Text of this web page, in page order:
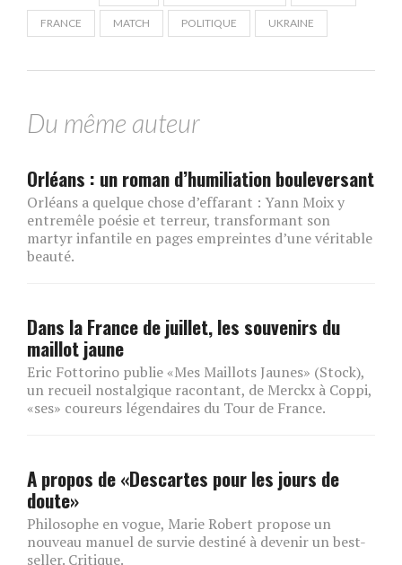
FRANCE MATCH POLITIQUE UKRAINE
Du même auteur
Orléans : un roman d’humiliation bouleversant
Orléans a quelque chose d’effarant : Yann Moix y
entremêle poésie et terreur, transformant son
martyr infantile en pages empreintes d’une véritable
beauté.
Dans la France de juillet, les souvenirs du
maillot jaune
Eric Fottorino publie «Mes Maillots Jaunes» (Stock),
un recueil nostalgique racontant, de Merckx à Coppi,
«ses» coureurs légendaires du Tour de France.
A propos de «Descartes pour les jours de
doute»
Philosophe en vogue, Marie Robert propose un
nouveau manuel de survie destiné à devenir un best-
seller. Critique.